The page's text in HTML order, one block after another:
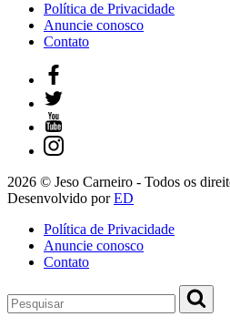
Política de Privacidade
Anuncie conosco
Contato
2026 © Jeso Carneiro - Todos os
Desenvolvido porED
Política de Privacidade
Anuncie conosco
Contato